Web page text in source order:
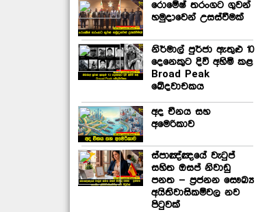
රොමේෂ් තරංගට ගුවන්
හමුදාවෙන් උසස්වීමක්
නිර්මාල් පුර්ජා ඇතුළු 10
දෙනෙකුට දිවි අහිමි කළ
Broad Peak
ඛේදවාචකය
අද චීනය සහ
අමෙරිකාව
ස්පාඤ්ඤයේ වැටුප්
සහිත ඔසප් නිවාඩු
පනත – ප්‍රජනන සෞඛ්‍ය
අයිතිවාසිකම්වල නව
පිටුවක්